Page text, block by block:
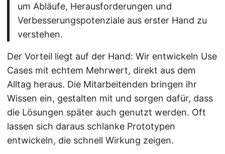
um Abläufe, Herausforderungen und
Verbesserungspotenziale aus erster Hand zu
verstehen.
Der Vorteil liegt auf der Hand: Wir entwickeln Use
Cases mit echtem Mehrwert, direkt aus dem
Alltag heraus. Die Mitarbeitenden bringen ihr
Wissen ein, gestalten mit und sorgen dafür, dass
die Lösungen später auch genutzt werden. Oft
lassen sich daraus schlanke Prototypen
entwickeln, die schnell Wirkung zeigen.